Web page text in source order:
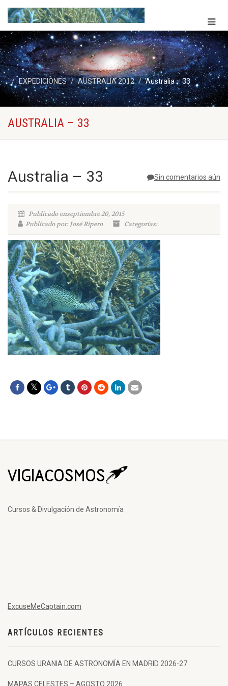
EXPEDICIONES AUSTRALIA 2012 Australia – 33
AUSTRALIA – 33
Sin comentarios aún
Australia – 33
Publicado enseptiembre 20, 2015
Publicado por: José Ripero
Categorías:
Cursos & Divulgación de Astronomía
ExcuseMeCaptain.com
ARTÍCULOS RECIENTES
CURSOS URANIA DE ASTRONOMÍA EN MADRID 2026-27
MAPAS CELESTES – AGOSTO 2026